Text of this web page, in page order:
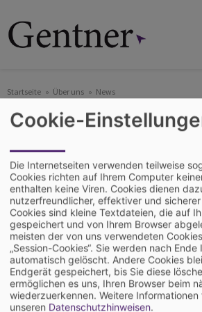
Inhalt
Startseite Über uns News
Mehr Wissen. Mehr
Mehr Wasserstoff.
H2international und
starten
Hyfindr – die internationale Plattform für
Wasserstofftechnologie – und die
Cookie-
Die Internetseiten verwenden teilweise
Cookies richten auf Ihrem Computer
enthalten keine Viren. Cookies dienen
nutzerfreundlicher, effektiver und
Cookies sind kleine Textdateien, die auf
gespeichert und von Ihrem Browser
meisten der von uns verwendeten
„Session-Cookies“. Sie werden nach Ende
automatisch gelöscht. Andere Cookies
Endgerät gespeichert, bis Sie diese
ermöglichen es uns, Ihren Browser beim
wiederzuerkennen. Weitere Informationen
unseren Datenschutzhinweisen.